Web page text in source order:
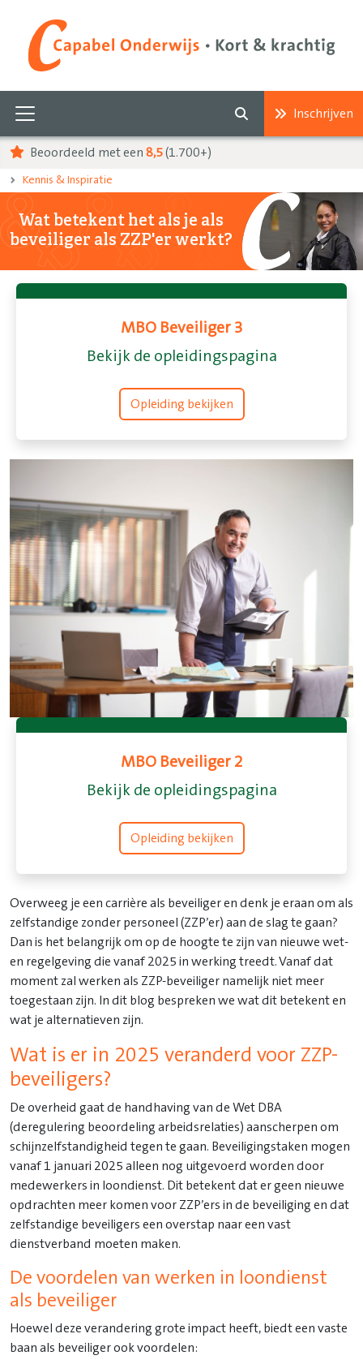
Inschrijven
Beoordeeld met een 8,5(1.700+)
Kennis & Inspiratie
Wat betekent het als je als
beveiliger als ZZP'er werkt?
MBO Beveiliger 3
Bekijk de opleidingspagina
Opleiding bekijken
MBO Beveiliger 2
Bekijk de opleidingspagina
Opleiding bekijken
Overweeg je een carrière als beveiliger en denk je eraan om als
zelfstandige zonder personeel (ZZP’er) aan de slag te gaan?
Dan is het belangrijk om op de hoogte te zijn van nieuwe wet-
en regelgeving die vanaf 2025 in werking treedt. Vanaf dat
moment zal werken als ZZP-beveiliger namelijk niet meer
toegestaan zijn. In dit blog bespreken we wat dit betekent en
wat je alternatieven zijn.
Wat is er in 2025 veranderd voor ZZP-
beveiligers?
De overheid gaat de handhaving van de Wet DBA
(deregulering beoordeling arbeidsrelaties) aanscherpen om
schijnzelfstandigheid tegen te gaan. Beveiligingstaken mogen
vanaf 1 januari 2025 alleen nog uitgevoerd worden door
medewerkers in loondienst. Dit betekent dat er geen nieuwe
opdrachten meer komen voor ZZP’ers in de beveiliging en dat
zelfstandige beveiligers een overstap naar een vast
dienstverband moeten maken.
De voordelen van werken in loondienst
als beveiliger
Hoewel deze verandering grote impact heeft, biedt een vaste
baan als beveiliger ook voordelen: